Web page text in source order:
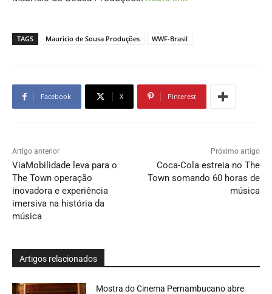
TAGS Mauricio de Sousa Produções WWF-Brasil
Facebook X Pinterest
Artigo anterior
ViaMobilidade leva para o
The Town operação
inovadora e experiência
imersiva na história da
música
Próximo artigo
Coca-Cola estreia no The
Town somando 60 horas de
música
Artigos relacionados
Mostra do Cinema Pernambucano abre